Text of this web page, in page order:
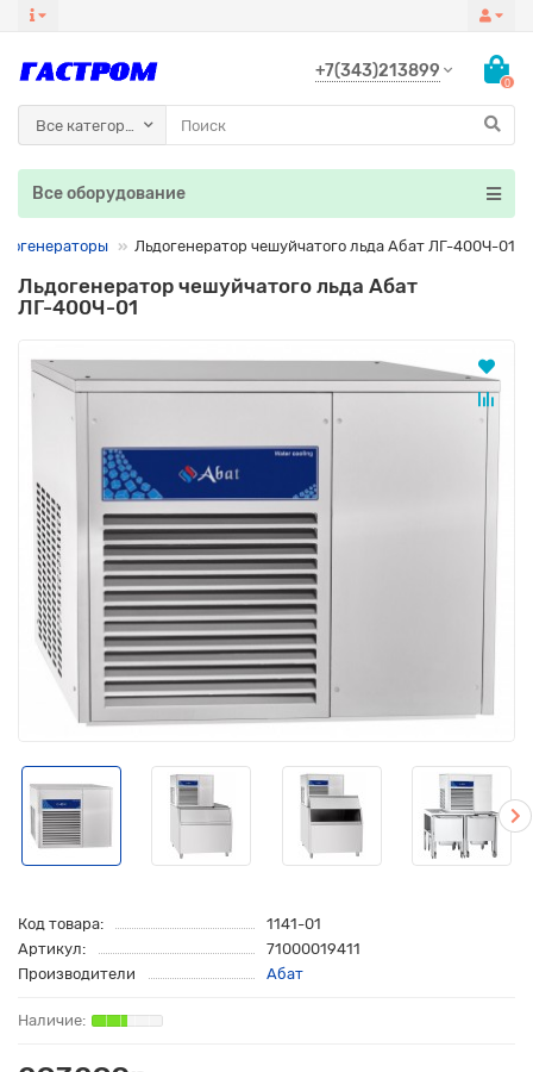
+7(343)213899
0
Все категории
Все оборудование
Льдогенератор чешуйчатого льда Абат ЛГ-400Ч-01
Льдогенератор чешуйчатого льда Абат
ЛГ-400Ч-01
Код товара:
1141-01
Артикул:
71000019411
Производители
Абат